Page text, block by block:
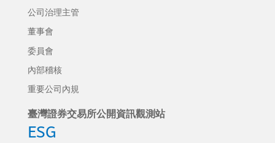
公司治理主管
董事會
委員會
內部稽核
重要公司內規
臺灣證券交易所公開資訊觀測站
ESG